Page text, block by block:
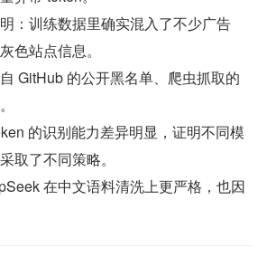
：训练数据里确实混入了不少广告
色站点信息。
GitHub 的公开黑名单、爬虫抓取的
的识别能力差异明显，证明不同模
取了不同策略。
在中文语料清洗上更严格，也因